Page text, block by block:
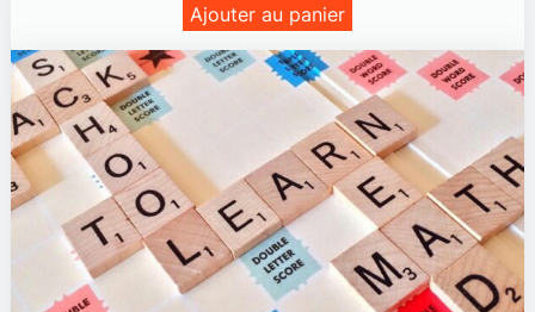
Ajouter au panier